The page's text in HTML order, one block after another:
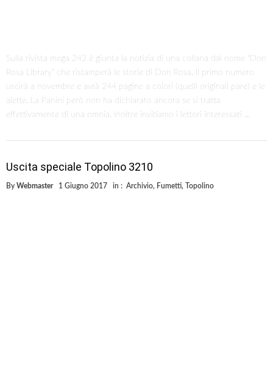
Sulla rivista mega 242 è giunta la notizia di una collana dal nome “Don
Rosa Library” che ristamperà le storie di Don Rosa. Il primo numero
uscirà a novembre e avrà 244 pagine a colori (quelli originali pare) e le
alette. La Panini però non ha dichiarato ancora se si tratta
effettivamente di una omnia. Inoltre invitiamo i lettori interessati …
Uscita speciale Topolino 3210
By Webmaster 1 Giugno 2017 in : Archivio, Fumetti, Topolino